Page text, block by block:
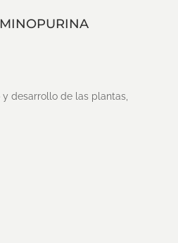
desarrollo de las plantas,